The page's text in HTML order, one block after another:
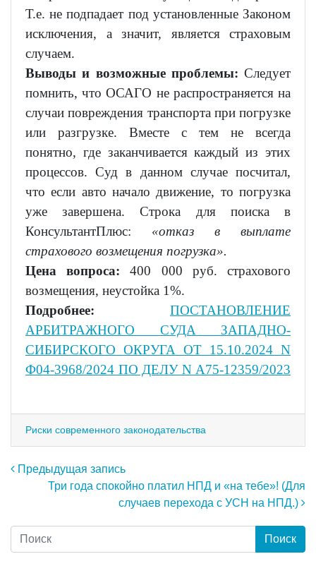
Т.е. не подпадает под установленные Законом
исключения, а значит, является страховым
случаем.
Выводы и возможные проблемы: Следует
помнить, что ОСАГО не распространяется на
случаи повреждения транспорта при погрузке
или разгрузке. Вместе с тем не всегда
понятно, где заканчивается каждый из этих
процессов. Суд в данном случае посчитал,
что если авто начало движение, то погрузка
уже завершена. Строка для поиска в
КонсультантПлюс: «отказ в выплате
страхового возмещения погрузка».
Цена вопроса:400 000 руб. страхового
возмещения, неустойка 1%.
Подробнее:
ПОСТАНОВЛЕНИЕ
АРБИТРАЖНОГО СУДА ЗАПАДНО-
СИБИРСКОГО ОКРУГА ОТ 15.10.2024 N
Ф04-3968/2024 ПО ДЕЛУ N А75-12359/2023
Риски современного законодательства
Навигация по записям
Предыдущая запись
Три года спокойно платил НПД и «на тебе»! (Для
случаев перехода с УСН на НПД.)